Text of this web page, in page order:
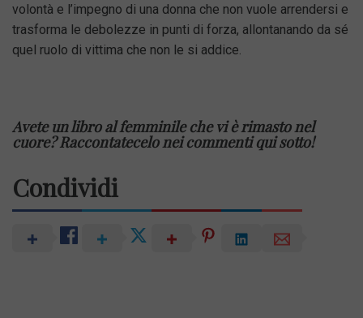
volontà e l’impegno di una donna che non vuole arrendersi e
trasforma le debolezze in punti di forza, allontanando da sé
quel ruolo di vittima che non le si addice.
Avete un libro al femminile che vi è rimasto nel
cuore? Raccontatecelo nei commenti qui sotto!
Condividi